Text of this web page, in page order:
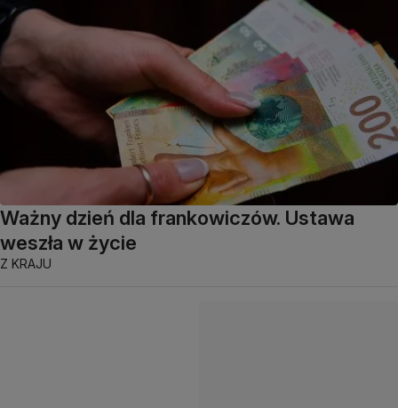
Ważny dzień dla frankowiczów. Ustawa
weszła w życie
Z KRAJU